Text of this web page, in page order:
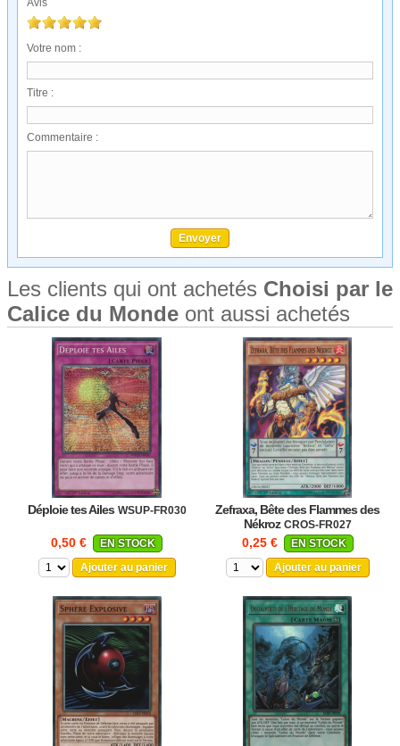
Avis
Votre nom :
Titre :
Commentaire :
Les clients qui ont achetés Choisi par le
Calice du Monde ont aussi achetés
Déploie tes Ailes WSUP-FR030
0,50 €
EN STOCK
Ajouter au panier
Zefraxa, Bête des Flammes des
Nékroz CROS-FR027
0,25 €
EN STOCK
Ajouter au panier